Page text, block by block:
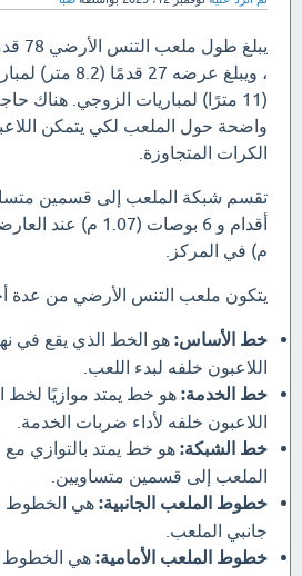
(11 مترًا) لمباريات الزوجي. هناك
واضحة حول الملعب لكي يتمكن
الكرات المتجاوزة.
م) في المركز.
يتكون ملعب التنس الأرضي من عدة
خط الأساس: هو الخط الذي يقع في
اللاعبون خلفه لبدء اللعب.
خط الخدمة: هو خط يمتد موازيًا لخط
اللاعبون خلفه لأداء ضربات الخدمة.
خط الشبكة: هو خط يمتد بالتوازي
الملعب إلى قسمين متساويين.
خطوط الملعب الجانبية: هي الخطوط
جانبي الملعب.
خطوط الملعب الأمامية: هي الخطوط